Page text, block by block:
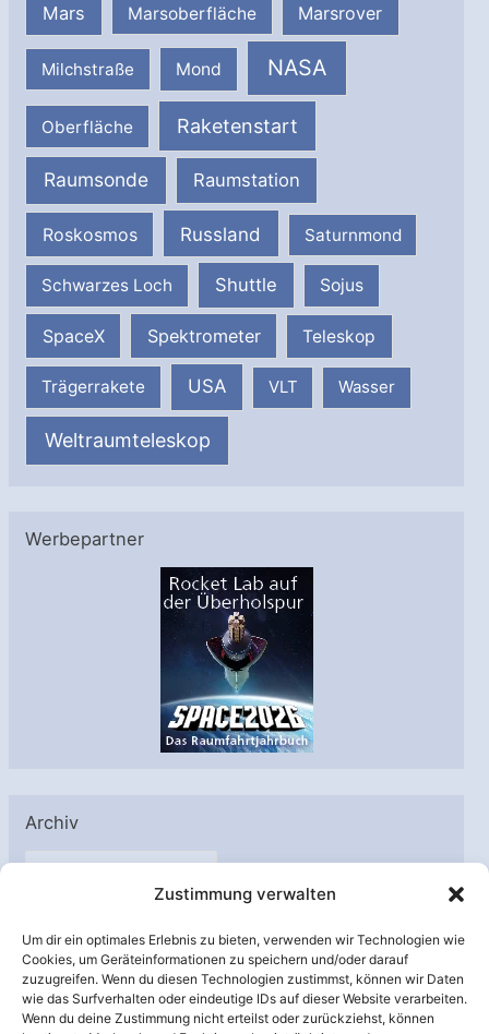
Zustimmung verwalten
Um dir ein optimales Erlebnis zu bieten, verwenden wir Technologien wie
Cookies, um Geräteinformationen zu speichern und/oder darauf
zuzugreifen. Wenn du diesen Technologien zustimmst, können wir Daten
wie das Surfverhalten oder eindeutige IDs auf dieser Website verarbeiten.
Wenn du deine Zustimmung nicht erteilst oder zurückziehst, können
Mars Marsoberfläche Marsrover
Milchstraße Mond NASA
Oberfläche Raketenstart
Raumsonde Raumstation
Roskosmos Russland Saturnmond
Schwarzes Loch Shuttle Sojus
SpaceX Spektrometer Teleskop
Trägerrakete USA VLT Wasser
Weltraumteleskop
Werbepartner
Archiv
A
h
i
v
Unterstützt von: